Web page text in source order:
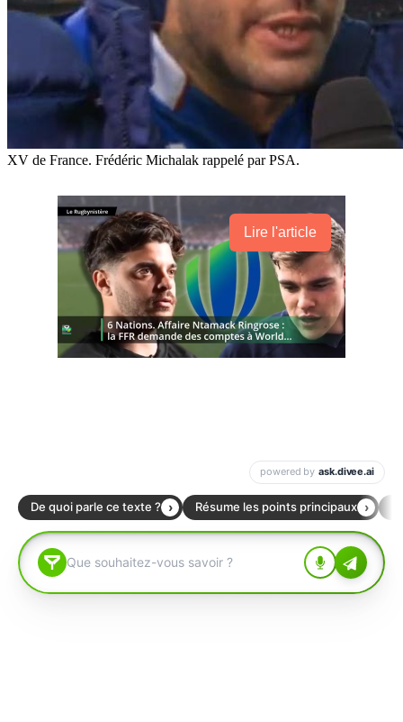
XV de France. Frédéric Michalak rappelé par PSA.
Lire l'article